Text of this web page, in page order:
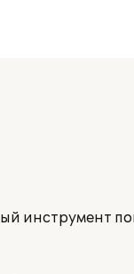
инструмент